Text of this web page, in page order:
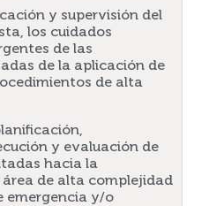
y supervisión del
los cuidados
de las
de la aplicación de
de alta
y evaluación de
hacia la
de alta complejidad
emergencia y/o